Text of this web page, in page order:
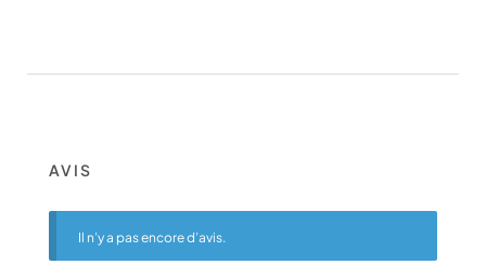
AVIS
Il n’y a pas encore d’avis.